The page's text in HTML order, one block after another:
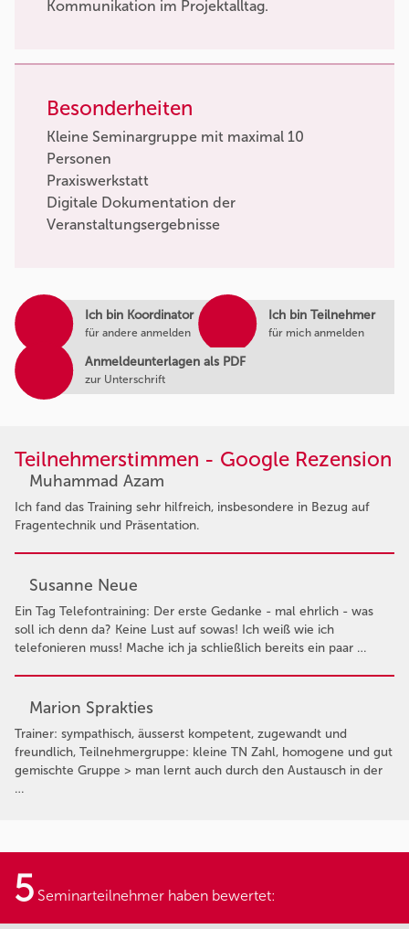
Ich bin Koordinator
für andere anmelden
Ich bin Teilnehmer
für mich anmelden
Anmeldeunterlagen als PDF
zur Unterschrift
Kommunikation im Projektalltag.
Besonderheiten
Kleine Seminargruppe mit maximal 10
Personen
Praxiswerkstatt
Digitale Dokumentation der
Veranstaltungsergebnisse
Teilnehmerstimmen - Google Rezension
Muhammad Azam
Ich fand das Training sehr hilfreich, insbesondere in Bezug auf
Fragentechnik und Präsentation.
Susanne Neue
Ein Tag Telefontraining: Der erste Gedanke - mal ehrlich - was
soll ich denn da? Keine Lust auf sowas! Ich weiß wie ich
telefonieren muss! Mache ich ja schließlich bereits ein paar …
Marion Sprakties
Trainer: sympathisch, äusserst kompetent, zugewandt und
freundlich, Teilnehmergruppe: kleine TN Zahl, homogene und gut
gemischte Gruppe > man lernt auch durch den Austausch in der
…
5 Seminarteilnehmer haben bewertet: